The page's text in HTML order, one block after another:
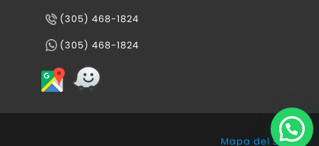
(305) 468-1824
(305) 468-1824
Mapa del sitio